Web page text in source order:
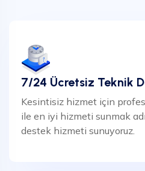
7/24 Ücretsiz Teknik
Kesintisiz hizmet için
ile en iyi hizmeti sunmak
destek hizmeti sunuyoruz.